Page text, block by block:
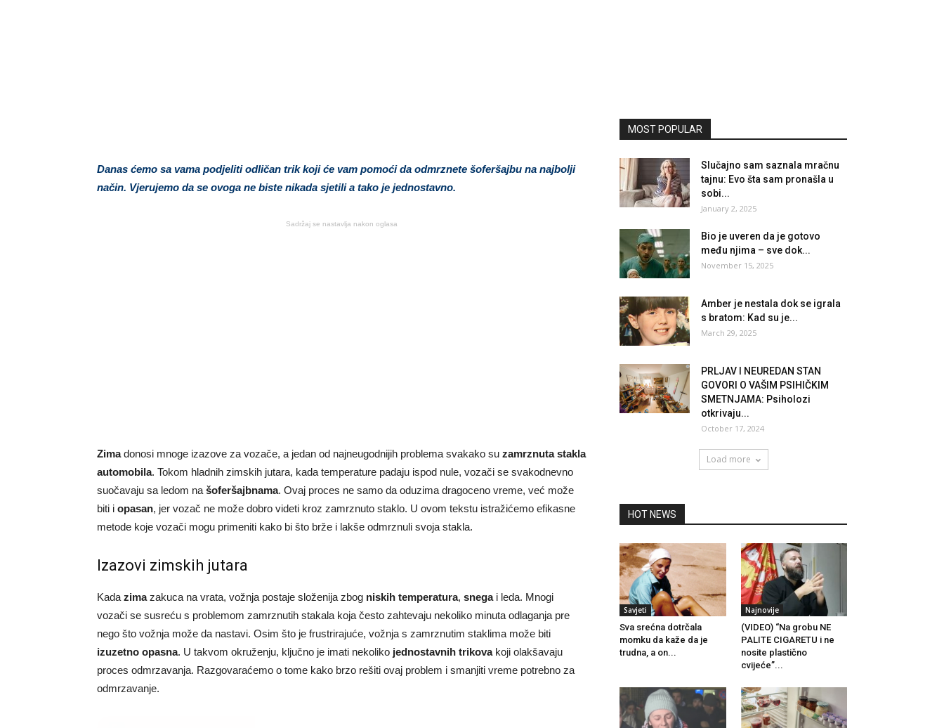
Danas ćemo sa vama podjeliti odličan trik koji će vam pomoći da odmrznete šoferšajbu na najbolji
način. Vjerujemo da se ovoga ne biste nikada sjetili a tako je jednostavno.
Sadržaj se nastavlja nakon oglasa
Zimadonosi mnoge izazove za vozače, a jedan od najneugodnijih problema svakako su zamrznuta stakla
automobila. Tokom hladnih zimskih jutara, kada temperature padaju ispod nule, vozači se svakodnevno
suočavaju sa ledom na šoferšajbnama. Ovaj proces ne samo da oduzima dragoceno vreme, već može
biti i opasan, jer vozač ne može dobro videti kroz zamrznuto staklo. U ovom tekstu istražićemo efikasne
metode koje vozači mogu primeniti kako bi što brže i lakše odmrznuli svoja stakla.
Izazovi zimskih jutara
Kada zimazakuca na vrata, vožnja postaje složenija zbog niskih temperatura, snegai leda. Mnogi
vozači se susreću s problemom zamrznutih stakala koja često zahtevaju nekoliko minuta odlaganja pre
nego što vožnja može da nastavi. Osim što je frustrirajuće, vožnja s zamrznutim staklima može biti
izuzetno opasna. U takvom okruženju, ključno je imati nekoliko jednostavnih trikovakoji olakšavaju
proces odmrzavanja. Razgovaraćemo o tome kako brzo rešiti ovaj problem i smanjiti vreme potrebno za
odmrzavanje.
MOST POPULAR
Slučajno sam saznala mračnu
tajnu: Evo šta sam pronašla u
sobi...
January 2, 2025
Bio je uveren da je gotovo
među njima – sve dok...
November 15, 2025
Amber je nestala dok se igrala
s bratom: Kad su je...
March 29, 2025
PRLJAV I NEUREDAN STAN
GOVORI O VAŠIM PSIHIČKIM
SMETNJAMA: Psiholozi
otkrivaju...
October 17, 2024
Load more
HOT NEWS
Savjeti
Sva srećna dotrčala
momku da kaže da je
trudna, a on...
Najnovije
(VIDEO) “Na grobu NE
PALITE CIGARETU i ne
nosite plastično
cvijeće”...